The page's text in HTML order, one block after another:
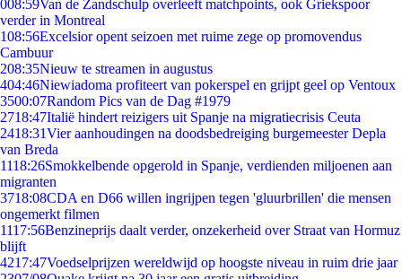
008:59Van de Zandschulp overleeft matchpoints, ook Griekspoor
verder in Montreal
108:56Excelsior opent seizoen met ruime zege op promovendus
Cambuur
208:35Nieuw te streamen in augustus
404:46Niewiadoma profiteert van pokerspel en grijpt geel op Ventoux
3500:07Random Pics van de Dag #1979
2718:47Italië hindert reizigers uit Spanje na migratiecrisis Ceuta
2418:31Vier aanhoudingen na doodsbedreiging burgemeester Depla
van Breda
1118:26Smokkelbende opgerold in Spanje, verdienden miljoenen aan
migranten
3718:08CDA en D66 willen ingrijpen tegen 'gluurbrillen' die mensen
ongemerkt filmen
1117:56Benzineprijs daalt verder, onzekerheid over Straat van Hormuz
blijft
4217:47Voedselprijzen wereldwijd op hoogste niveau in ruim drie jaar